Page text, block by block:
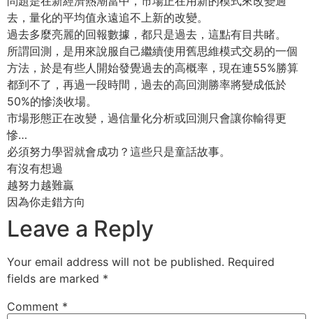
去，量化的平均值永遠追不上新的改變。
過去多麼亮麗的回報數據，都只是過去，這點有目共睹。
所謂回測，是用來說服自己繼續使用舊思維模式交易的一個
方法，於是有些人開始發覺過去的高概率，現在連55%勝算
都到不了，再過一段時間，過去的高回測勝率將變成低於
50%的慘淡收場。
市場形態正在改變，過信量化分析或回測只會讓你輸得更
慘…
必須努力學習就會成功？這些只是童話故事。
有沒有想過
越努力越難贏
因為你走錯方向
Leave a Reply
Your email address will not be published. Required
fields are marked *
Comment *